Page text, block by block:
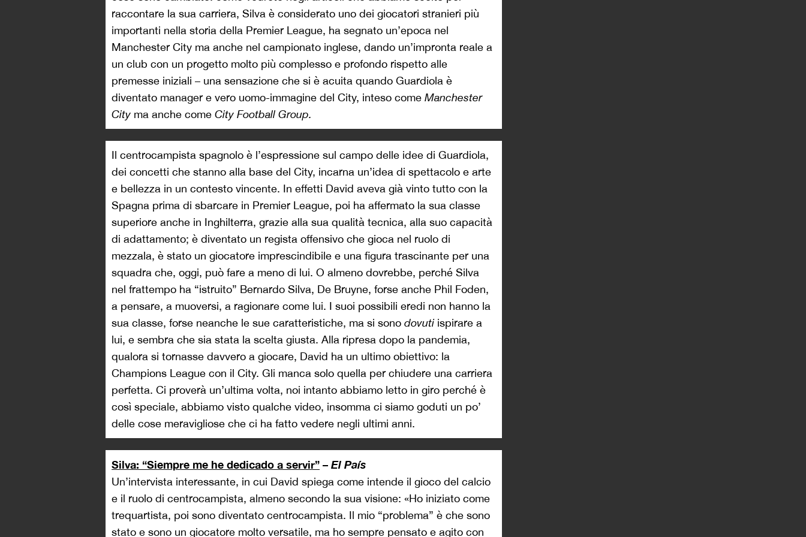
raccontare la sua carriera, Silva è considerato uno dei giocatori stranieri più
importanti nella storia della Premier League, ha segnato un’epoca nel
Manchester City ma anche nel campionato inglese, dando un’impronta reale a
un club con un progetto molto più complesso e profondo rispetto alle
premesse iniziali – una sensazione che si è acuita quando Guardiola è
diventato manager e vero uomo-immagine del City, inteso come Manchester
City ma anche come City Football Group.
Il centrocampista spagnolo è l’espressione sul campo delle idee di Guardiola,
dei concetti che stanno alla base del City, incarna un’idea di spettacolo e arte
e bellezza in un contesto vincente. In effetti David aveva già vinto tutto con la
Spagna prima di sbarcare in Premier League, poi ha affermato la sua classe
superiore anche in Inghilterra, grazie alla sua qualità tecnica, alla suo capacità
di adattamento; è diventato un regista offensivo che gioca nel ruolo di
mezzala, è stato un giocatore imprescindibile e una figura trascinante per una
squadra che, oggi, può fare a meno di lui. O almeno dovrebbe, perché Silva
nel frattempo ha “istruito” Bernardo Silva, De Bruyne, forse anche Phil Foden,
a pensare, a muoversi, a ragionare come lui. I suoi possibili eredi non hanno la
sua classe, forse neanche le sue caratteristiche, ma si sono dovuti ispirare a
lui, e sembra che sia stata la scelta giusta. Alla ripresa dopo la pandemia,
qualora si tornasse davvero a giocare, David ha un ultimo obiettivo: la
Champions League con il City. Gli manca solo quella per chiudere una carriera
perfetta. Ci proverà un’ultima volta, noi intanto abbiamo letto in giro perché è
così speciale, abbiamo visto qualche video, insomma ci siamo goduti un po’
delle cose meravigliose che ci ha fatto vedere negli ultimi anni.
Silva: “Siempre me he dedicado a servir” – El País
Un’intervista interessante, in cui David spiega come intende il gioco del calcio
e il ruolo di centrocampista, almeno secondo la sua visione: «Ho iniziato come
trequartista, poi sono diventato centrocampista. Il mio “problema” è che sono
stato e sono un giocatore molto versatile, ma ho sempre pensato e agito con